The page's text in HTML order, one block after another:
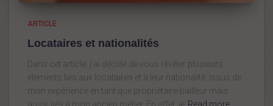
ARTICLE
Locataires et nationalités
Dans cet article, j’ai décidé de vous révéler plusieurs
éléments liés aux locataires et à leur nationalité. Issus de
mon expérience en tant que propriétaire-bailleur mais